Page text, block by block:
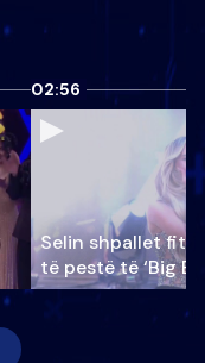
02:56
Selin shpallet
të pestë të ‘Big